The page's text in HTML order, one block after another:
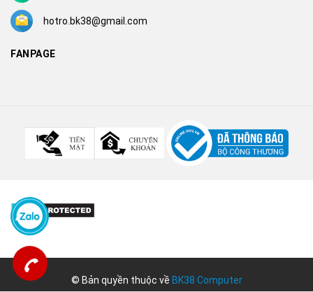
hotro.bk38@gmail.com
FANPAGE
© Bản quyền thuộc về BK38 Computer